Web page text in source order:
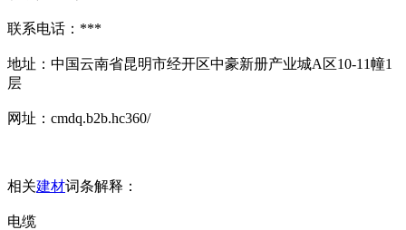
联系电话：***
地址：中国云南省昆明市经开区中豪新册产业城A区10-11幢1
层
网址：cmdq.b2b.hc360/
相关建材词条解释：
电缆